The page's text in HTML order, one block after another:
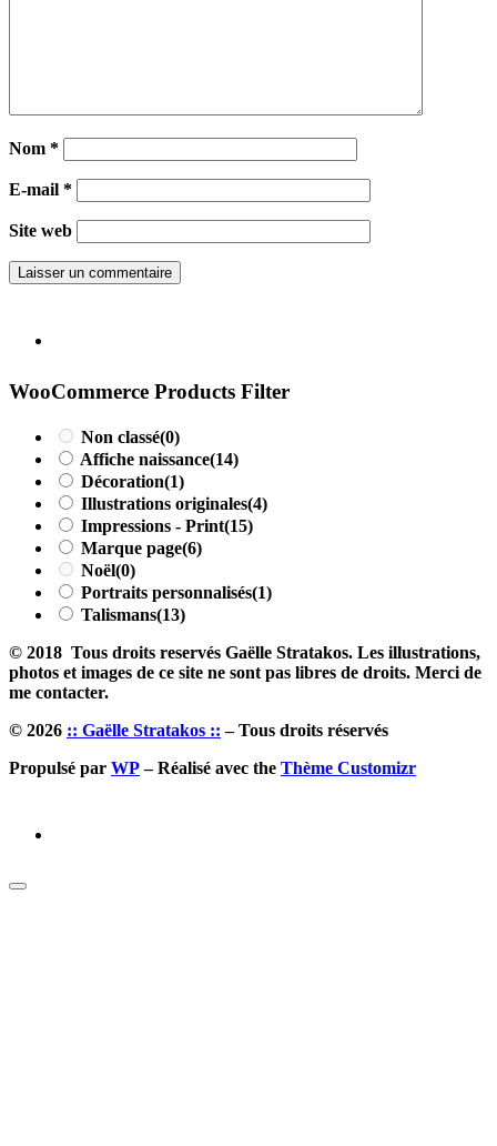
Nom *
E-mail *
Site web
WooCommerce Products Filter
Non classé(0)
Affiche naissance(14)
Décoration(1)
Illustrations originales(4)
Impressions - Print(15)
Marque page(6)
Noël(0)
Portraits personnalisés(1)
Talismans(13)
© 2018 Tous droits reservés Gaëlle Stratakos. Les illustrations,
photos et images de ce site ne sont pas libres de droits. Merci de
me contacter.
© 2026 :: Gaëlle Stratakos :: – Tous droits réservés
Propulsé par WP– Réalisé avec the Thème Customizr